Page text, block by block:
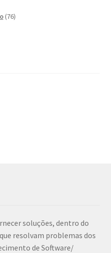
7676
soluções, dentro do
resolvam problemas dos
de Software/